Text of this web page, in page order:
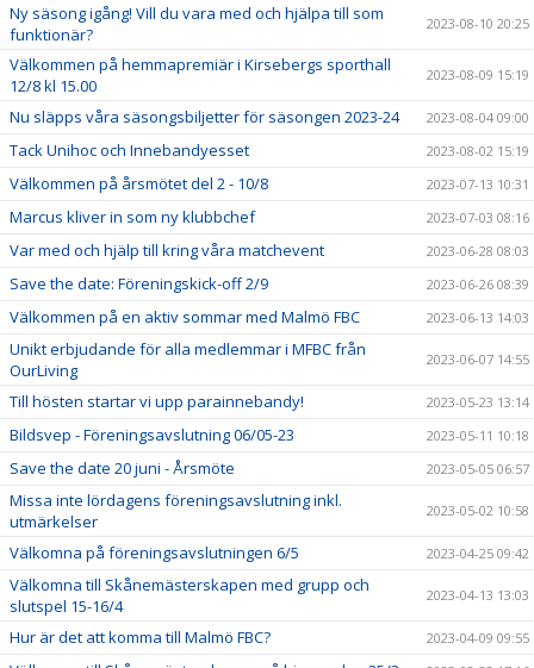
Ny säsong igång! Vill du vara med och hjälpa till som
funktionär?
2023-08-10 20:25
Välkommen på hemmapremiär i Kirsebergs sporthall
12/8 kl 15.00
2023-08-09 15:19
Nu släpps våra säsongsbiljetter för säsongen 2023-24 2023-08-04 09:00
Tack Unihoc och Innebandyesset 2023-08-02 15:19
Välkommen på årsmötet del 2 - 10/8 2023-07-13 10:31
Marcus kliver in som ny klubbchef 2023-07-03 08:16
Var med och hjälp till kring våra matchevent 2023-06-28 08:03
Save the date: Föreningskick-off 2/9 2023-06-26 08:39
Välkommen på en aktiv sommar med Malmö FBC 2023-06-13 14:03
Unikt erbjudande för alla medlemmar i MFBC från
OurLiving
2023-06-07 14:55
Till hösten startar vi upp parainnebandy! 2023-05-23 13:14
Bildsvep - Föreningsavslutning 06/05-23 2023-05-11 10:18
Save the date 20 juni - Årsmöte 2023-05-05 06:57
Missa inte lördagens föreningsavslutning inkl.
utmärkelser
2023-05-02 10:58
Välkomna på föreningsavslutningen 6/5 2023-04-25 09:42
Välkomna till Skånemästerskapen med grupp och
slutspel 15-16/4
2023-04-13 13:03
Hur är det att komma till Malmö FBC? 2023-04-09 09:55